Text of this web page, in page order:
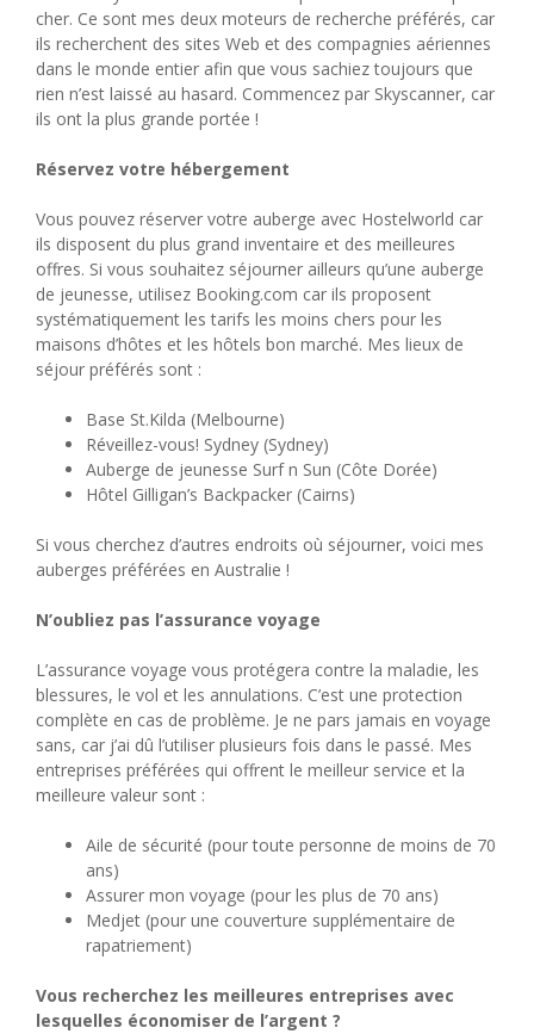
cher. Ce sont mes deux moteurs de recherche préférés, car
ils recherchent des sites Web et des compagnies aériennes
dans le monde entier afin que vous sachiez toujours que
rien n’est laissé au hasard. Commencez par Skyscanner, car
ils ont la plus grande portée !
Réservez votre hébergement
Vous pouvez réserver votre auberge avec Hostelworld car
ils disposent du plus grand inventaire et des meilleures
offres. Si vous souhaitez séjourner ailleurs qu’une auberge
de jeunesse, utilisez Booking.com car ils proposent
systématiquement les tarifs les moins chers pour les
maisons d’hôtes et les hôtels bon marché. Mes lieux de
séjour préférés sont :
Base St.Kilda (Melbourne)
Réveillez-vous! Sydney (Sydney)
Auberge de jeunesse Surf n Sun (Côte Dorée)
Hôtel Gilligan’s Backpacker (Cairns)
Si vous cherchez d’autres endroits où séjourner, voici mes
auberges préférées en Australie !
N’oubliez pas l’assurance voyage
L’assurance voyage vous protégera contre la maladie, les
blessures, le vol et les annulations. C’est une protection
complète en cas de problème. Je ne pars jamais en voyage
sans, car j’ai dû l’utiliser plusieurs fois dans le passé. Mes
entreprises préférées qui offrent le meilleur service et la
meilleure valeur sont :
Aile de sécurité (pour toute personne de moins de 70
ans)
Assurer mon voyage (pour les plus de 70 ans)
Medjet (pour une couverture supplémentaire de
rapatriement)
Vous recherchez les meilleures entreprises avec
lesquelles économiser de l’argent ?